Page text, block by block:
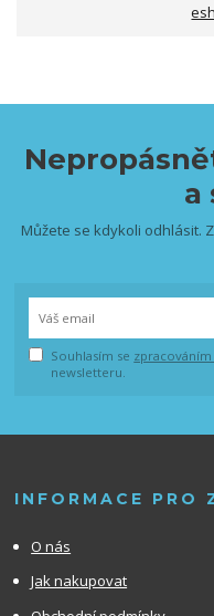
a
Můžete se kdykoli odhlásit.
Souhlasím se
newsletteru.
INFORMACE PRO
O nás
Jak nakupovat